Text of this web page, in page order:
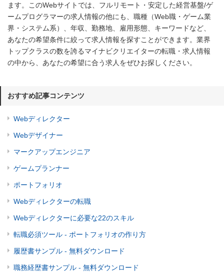
ます。このWebサイトでは、フルリモート・安定した経営基盤/ゲ
ームプログラマーの求人情報の他にも、職種（Web職・ゲーム業
界・システム系）、年収、勤務地、雇用形態、キーワードなど、
あなたの希望条件に絞って求人情報を探すことができます。業界
トップクラスの数を誇るマイナビクリエイターの転職・求人情報
の中から、あなたの希望に合う求人をぜひお探しください。
おすすめ記事コンテンツ
Webディレクター
Webデザイナー
マークアップエンジニア
ゲームプランナー
ポートフォリオ
Webディレクターの転職
Webディレクターに必要な22のスキル
転職必須ツール - ポートフォリオの作り方
履歴書サンプル - 無料ダウンロード
職務経歴書サンプル - 無料ダウンロード